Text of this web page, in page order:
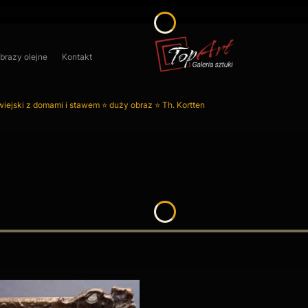
olejne Kontakt
z domami i stawem ⭐ duży obraz ⭐ Th. Kortten